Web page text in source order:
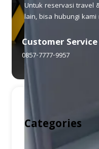
Untuk reservasi travel
lain, bisa hubungi kami
Customer Service
0857-7777-9957
Categories